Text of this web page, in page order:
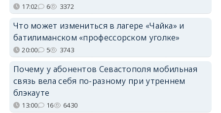
17:02 6 3372
Что может измениться в лагере «Чайка» и
батилиманском «профессорском уголке»
20:00 5 3743
Почему у абонентов Севастополя мобильная
связь вела себя по-разному при утреннем
блэкауте
13:00 16 6430